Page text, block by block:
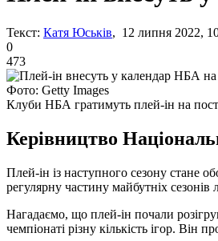
Текст: Катя Юськів, 12 липня 2022,
0
473
Фото: Getty Images
Клуби НБА гратимуть плей-ін на
Керівництво
Плей-ін із наступного сезону стане
регулярну частину майбутніх сезонів
Нагадаємо, що плей-ін почали
чемпіонаті різну кількість ігор. Він